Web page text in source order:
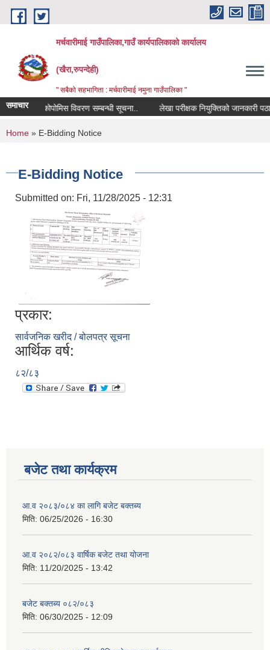
Skip to main content
मर्चवारीमाई गाउँपालिका,गाउँ कार्यपालिकाको कार्यालय
(खैरा,रुपन्देही)
" सबैको सहभागिता : मर्चवारीमाई नमुना गाउँपालिका "
समाचार कोपोमिस विवरण सम्बन्धी सूचना.. लेखा परीक्षक नियुक्तिको जानकारी
You are here
Home » E-Bidding Notice
E-Bidding Notice
Submitted on: Fri, 11/28/2025 - 12:31
प्रकार:
सार्वजनिक खरीद / बोलपत्र सूचना
आर्थिक वर्ष:
८२/८३
बजेट तथा कार्यक्रम
आ.व २०८३/०८४ का लागि बजेट बक्तब्य
मिति: 06/25/2026 - 16:30
आ.व २०८२/०८३ वार्षिक बजेट तथा योजना
मिति: 11/20/2025 - 13:42
बजेट बक्तब्य ०८२/०८३
मिति: 06/30/2025 - 12:09